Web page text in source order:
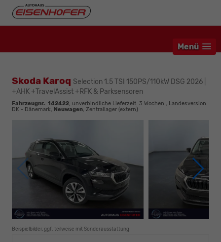
Menü
Skoda Karoq Selection 1.5 TSI 150PS/110kW DSG 2026 |
+AHK +TravelAssist +RFK & Parksensoren
Fahrzeugnr.: 142422, unverbindliche Lieferzeit: 3 Wochen , Landesversion:
DK - Dänemark, Neuwagen, Zentrallager (extern)
Beispielbilder, ggf. teilweise mit Sonderausstattung